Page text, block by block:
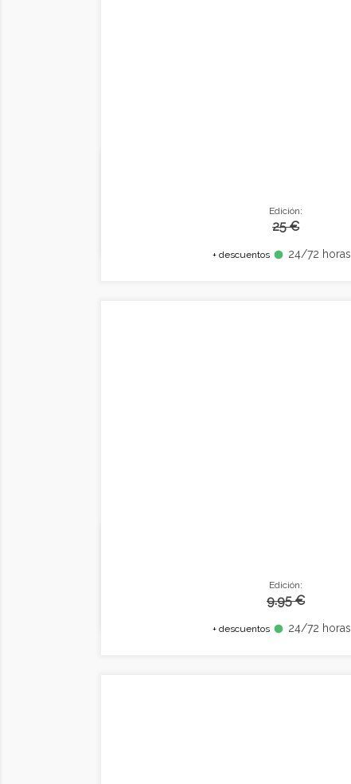
Edición:
25 €
+ descuentos fiber_manual_record 24/72 horas
Edición:
9.95 €
+ descuentos fiber_manual_record 24/72 horas